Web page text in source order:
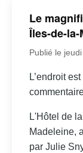
Le
Îles-de-
Publié le
L’endroit
L'Hôtel de
Madeleine,
par Julie